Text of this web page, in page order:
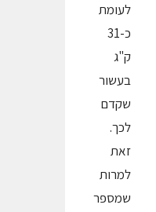
לעומת
כ-31
ק"ג
בעשור
שקדם
לכך.
זאת
למרות
שמספר